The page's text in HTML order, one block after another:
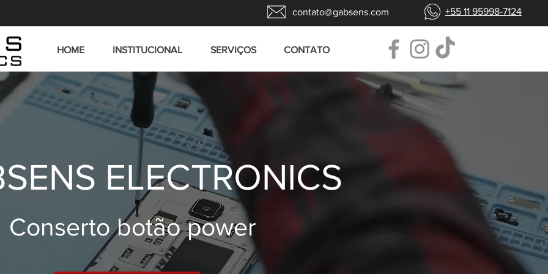
contato@gabsens.com +55 11 95998-7124
HOME INSTITUCIONAL SERVIÇOS CONTATO
ELECTRONICS
Conserto botão power